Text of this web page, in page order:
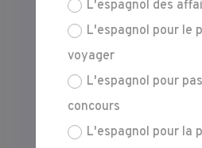
L'espagnol des
L'espagnol pour le
voyager
L'espagnol pour
concours
L'espagnol pour la